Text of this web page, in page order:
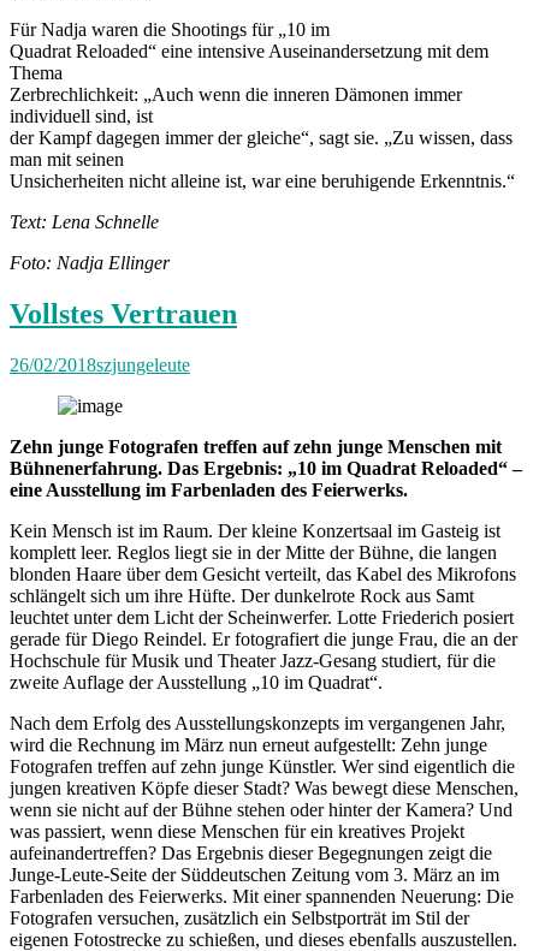
Für Nadja waren die Shootings für „10 im
Quadrat Reloaded“ eine intensive Auseinandersetzung mit dem
Thema
Zerbrechlichkeit: „Auch wenn die inneren Dämonen immer
individuell sind, ist
der Kampf dagegen immer der gleiche“, sagt sie. „Zu wissen, dass
man mit seinen
Unsicherheiten nicht alleine ist, war eine beruhigende Erkenntnis.“
Text: Lena Schnelle
Foto: Nadja Ellinger
Vollstes Vertrauen
26/02/2018szjungeleute
Zehn junge Fotografen treffen auf zehn junge Menschen mit
Bühnenerfahrung. Das Ergebnis: „10 im Quadrat Reloaded“ –
eine Ausstellung im Farbenladen des Feierwerks.
Kein Mensch ist im Raum. Der kleine Konzertsaal im Gasteig ist
komplett leer. Reglos liegt sie in der Mitte der Bühne, die langen
blonden Haare über dem Gesicht verteilt, das Kabel des Mikrofons
schlängelt sich um ihre Hüfte. Der dunkelrote Rock aus Samt
leuchtet unter dem Licht der Scheinwerfer. Lotte Friederich posiert
gerade für Diego Reindel. Er fotografiert die junge Frau, die an der
Hochschule für Musik und Theater Jazz-Gesang studiert, für die
zweite Auflage der Ausstellung „10 im Quadrat“.
Nach dem Erfolg des Ausstellungskonzepts im vergangenen Jahr,
wird die Rechnung im März nun erneut aufgestellt: Zehn junge
Fotografen treffen auf zehn junge Künstler. Wer sind eigentlich die
jungen kreativen Köpfe dieser Stadt? Was bewegt diese Menschen,
wenn sie nicht auf der Bühne stehen oder hinter der Kamera? Und
was passiert, wenn diese Menschen für ein kreatives Projekt
aufeinandertreffen? Das Ergebnis dieser Begegnungen zeigt die
Junge-Leute-Seite der Süddeutschen Zeitung vom 3. März an im
Farbenladen des Feierwerks. Mit einer spannenden Neuerung: Die
Fotografen versuchen, zusätzlich ein Selbstporträt im Stil der
eigenen Fotostrecke zu schießen, und dieses ebenfalls auszustellen.